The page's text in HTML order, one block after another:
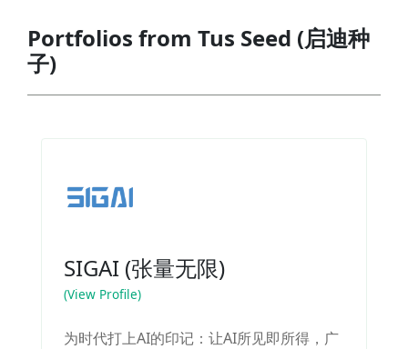
Portfolios from Tus Seed (启迪种
子)
SIGAI (张量无限)
(View Profile)
为时代打上AI的印记：让AI所见即所得，广